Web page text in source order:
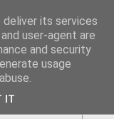
its services
user-agent are
and security
usage
IT